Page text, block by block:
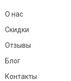
О нас
Скидки
Отзывы
Блог
Контакты